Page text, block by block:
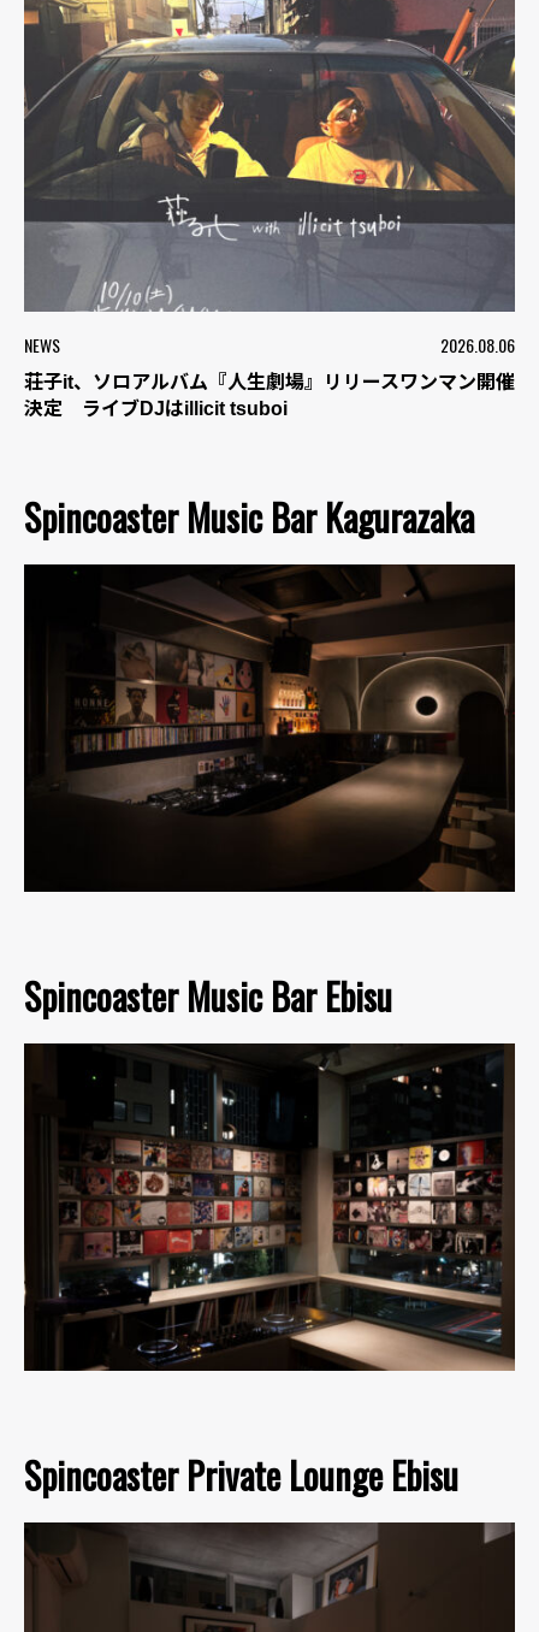
NEWS 2026.08.06
荘子it、ソロアルバム『人生劇場』リリースワンマン開催
決定 ライブDJはillicit tsuboi
Spincoaster Music Bar Kagurazaka
Spincoaster Music Bar Ebisu
Spincoaster Private Lounge Ebisu